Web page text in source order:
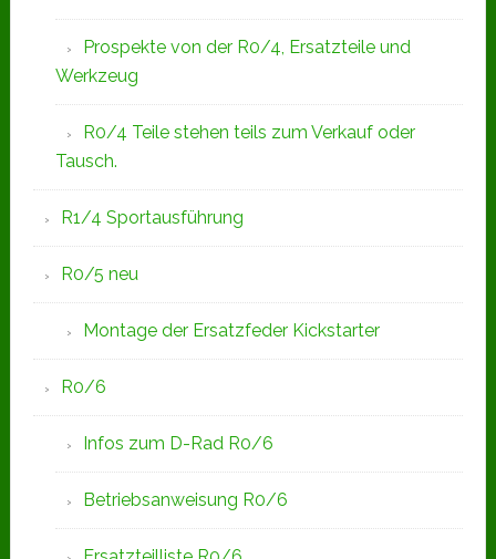
Prospekte von der R0/4, Ersatzteile und
Werkzeug
R0/4 Teile stehen teils zum Verkauf oder
Tausch.
R1/4 Sportausführung
R0/5 neu
Montage der Ersatzfeder Kickstarter
R0/6
Infos zum D-Rad R0/6
Betriebsanweisung R0/6